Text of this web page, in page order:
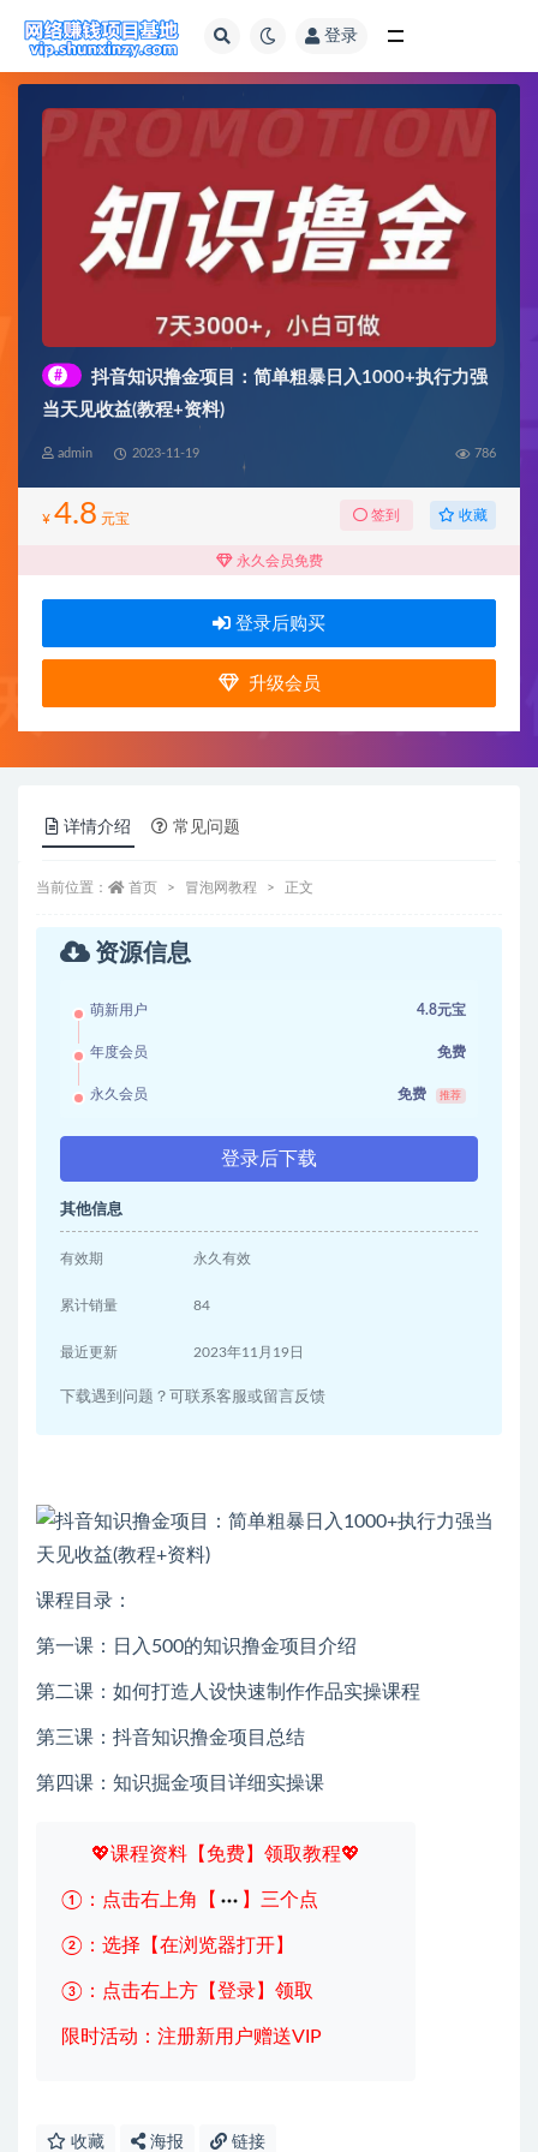
登录
#
抖音知识撸金项目：简单粗暴日入1000+执行力强
当天见收益(教程+资料)
admin 2023-11-19 786
¥ 4.8 元宝 签到 收藏
永久会员免费
登录后购买
升级会员
详情介绍 常见问题
当前位置： 首页 冒泡网教程 正文
资源信息
萌新用户 4.8元宝
年度会员 免费
永久会员 免费 推荐
登录后下载
其他信息
有效期 永久有效
累计销量 84
最近更新 2023年11月19日
下载遇到问题？可联系客服或留言反馈
课程目录：
第一课：日入500的知识撸金项目介绍
第二课：如何打造人设快速制作作品实操课程
第三课：抖音知识撸金项目总结
第四课：知识掘金项目详细实操课
💖课程资料【免费】领取教程💖
①：点击右上角【 】三个点
②：选择【在浏览器打开】
③：点击右上方【登录】领取
限时活动：注册新用户赠送VIP
收藏 海报 链接